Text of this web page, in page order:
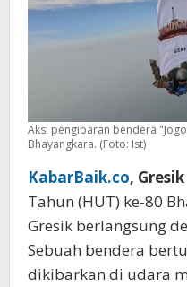
Aksi pengibaran bendera
Bhayangkara. (Foto: Ist)
KabarBaik.co, Gresik
Tahun (HUT) ke-80
Gresik berlangsung
Sebuah bendera
dikibarkan di udara